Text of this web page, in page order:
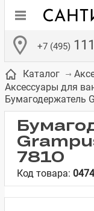
+7 (495)
Бачки для
унитазов
Смесители для
встраиваемых
систем
Зеркало-шкаф
Каталог
Аксессуары для
Бумагодержатель
7810
Код товара: